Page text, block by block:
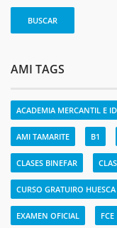
AMI TAGS
ACADEMIA MERCANTIL E
AMI TAMARITE B1
CLASES BINEFAR
CURSO GRATUIRO HUESCA
EXAMEN OFICIAL FCE